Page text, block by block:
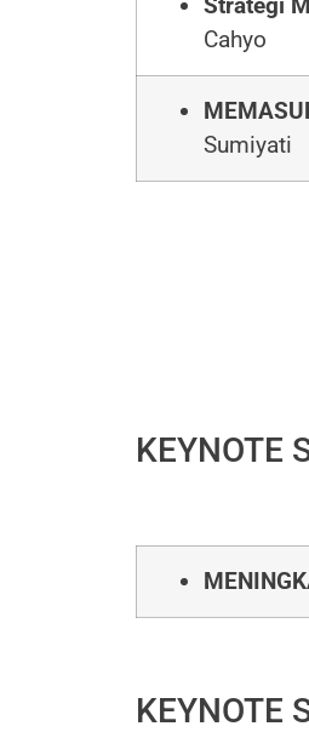
Cahyo
Sumiyati
KEYNOTE
KEYNOTE